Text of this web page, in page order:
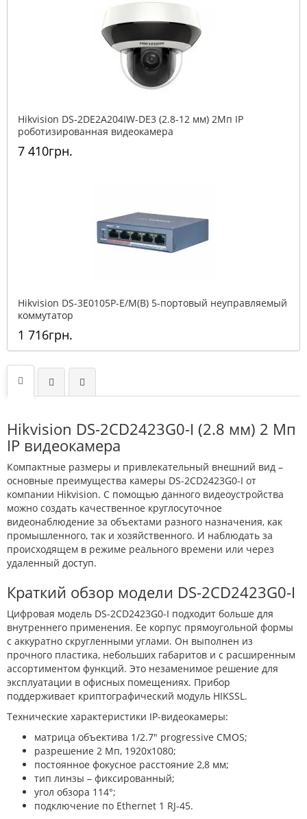
Hikvision DS-2DE2A204IW-DE3 (2.8-12 мм) 2Мп IP
роботизированная видеокамера
7 410грн.
Hikvision DS-3E0105P-E/M(B) 5-портовый неуправляемый
коммутатор
1 716грн.
Hikvision DS-2CD2423G0-I (2.8 мм) 2 Мп
IP видеокамера
Компактные размеры и привлекательный внешний вид –
основные преимущества камеры DS-2CD2423G0-I от
компании Hikvision. С помощью данного видеоустройства
можно создать качественное круглосуточное
видеонаблюдение за объектами разного назначения, как
промышленного, так и хозяйственного. И наблюдать за
происходящем в режиме реального времени или через
удаленный доступ.
Краткий обзор модели DS-2CD2423G0-I
Цифровая модель DS-2CD2423G0-I подходит больше для
внутреннего применения. Ее корпус прямоугольной формы
с аккуратно скругленными углами. Он выполнен из
прочного пластика, небольших габаритов и с расширенным
ассортиментом функций. Это незаменимое решение для
эксплуатации в офисных помещениях. Прибор
поддерживает криптографический модуль HIKSSL.
Технические характеристики IP-видеокамеры:
матрица объектива 1/2.7" progressive CMOS;
разрешение 2 Мп, 1920х1080;
постоянное фокусное расстояние 2,8 мм;
тип линзы – фиксированный;
угол обзора 114°;
подключение по Ethernet 1 RJ-45.